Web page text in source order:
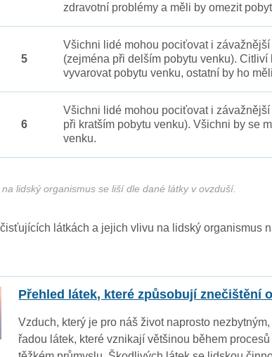
zdravotní problémy a měli by omezit
5
Všichni lidé mohou pociťovat i
(zejména při delším pobytu venku). Citliví
vyvarovat pobytu venku, ostatní by ho
6
Všichni lidé mohou pociťovat i
při kratším pobytu venku). Všichni by se
venku.
lidský organismus se liší dle dané látky v ovzduší.
látkách a jejich vlivu na lidský organismus
Přehled látek, které způsobují znečištění
Vzduch, který je pro náš život naprosto
řadou látek, které vznikají většinou během